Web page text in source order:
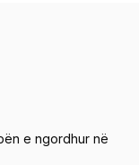
e ngordhur në